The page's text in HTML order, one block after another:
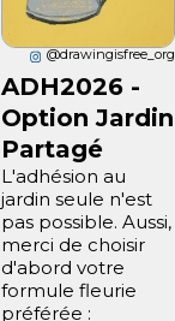
@drawingisfree_org
ADH2026 -
Option Jardin
Partagé
L'adhésion au
jardin seule n'est
pas possible. Aussi,
merci de choisir
d'abord votre
formule fleurie
préférée :